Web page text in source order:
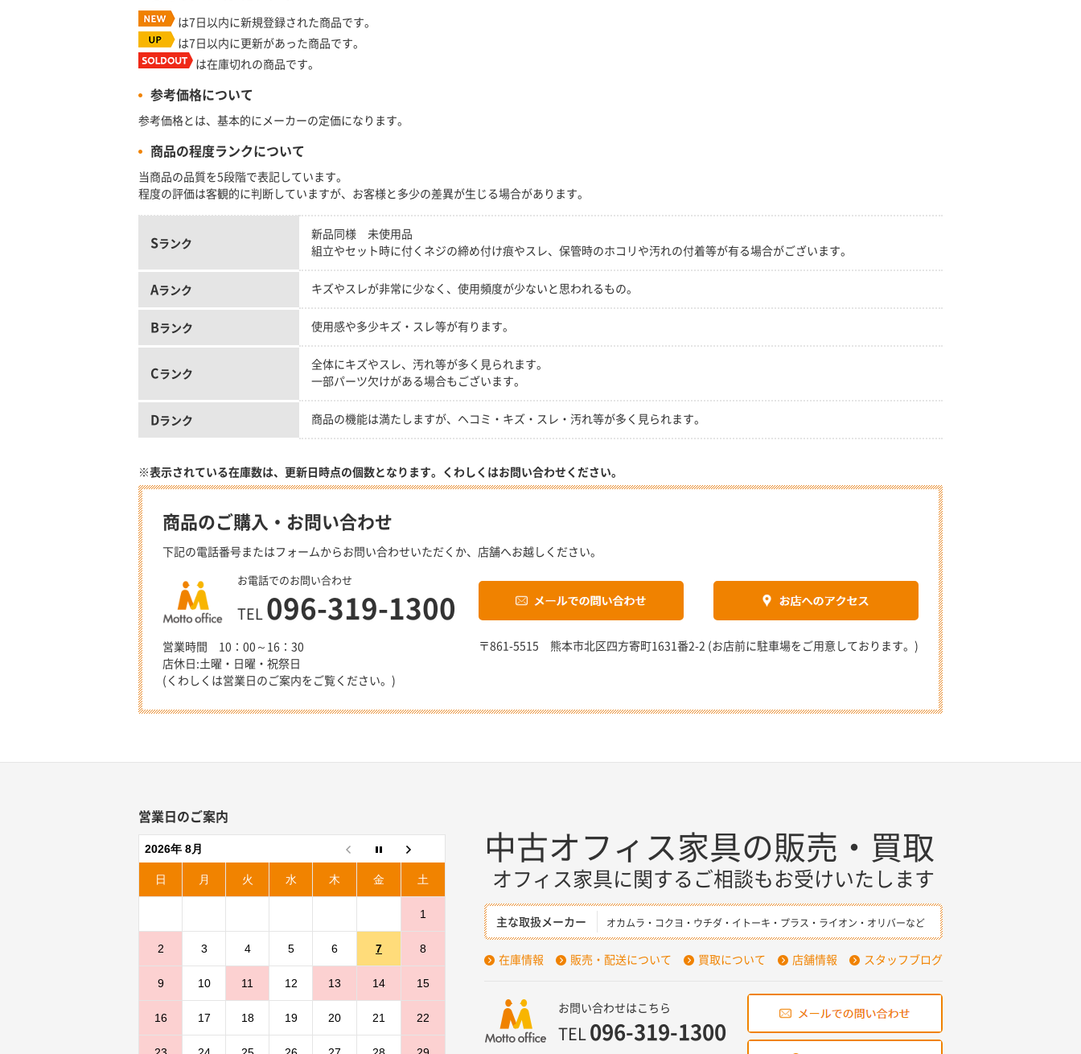
は7日以内に新規登録された商品です。
は7日以内に更新があった商品です。
は在庫切れの商品です。
参考価格について
参考価格とは、基本的にメーカーの定価になります。
商品の程度ランクについて
当商品の品質を5段階で表記しています。
程度の評価は客観的に判断していますが、お客様と多少の差異が生じる場合があります。
Sランク
新品同様 未使用品
組立やセット時に付くネジの締め付け痕やスレ、保管時のホコリや汚れの付着等が有る場合がございます。
Aランク キズやスレが非常に少なく、使用頻度が少ないと思われるもの。
Bランク 使用感や多少キズ・スレ等が有ります。
Cランク
全体にキズやスレ、汚れ等が多く見られます。
一部パーツ欠けがある場合もございます。
Dランク 商品の機能は満たしますが、ヘコミ・キズ・スレ・汚れ等が多く見られます。
※表示されている在庫数は、更新日時点の個数となります。くわしくはお問い合わせください。
商品のご購入・お問い合わせ
下記の電話番号またはフォームからお問い合わせいただくか、店舗へお越しください。
お電話でのお問い合わせ
TEL 096-319-1300
営業時間 10：00～16：30
店休日:土曜・日曜・祝祭日
(くわしくは営業日のご案内をご覧ください。)
〒861-5515 熊本市北区四方寄町1631番2-2 (お店前に駐車場をご用意しております。)
営業日のご案内
2026年 8月
日 月 火 水 木 金 土
1
2 3 4 5 6 7 8
9 10 11 12 13 14 15
16 17 18 19 20 21 22
中古オフィス家具の販売・買取
オフィス家具に関するご相談もお受けいたします
主な取扱メーカー オカムラ・コクヨ・ウチダ・イトーキ・プラス・ライオン・オリバーなど
在庫情報 販売・配送について 買取について 店舗情報 スタッフブログ
お問い合わせはこちら
TEL 096-319-1300